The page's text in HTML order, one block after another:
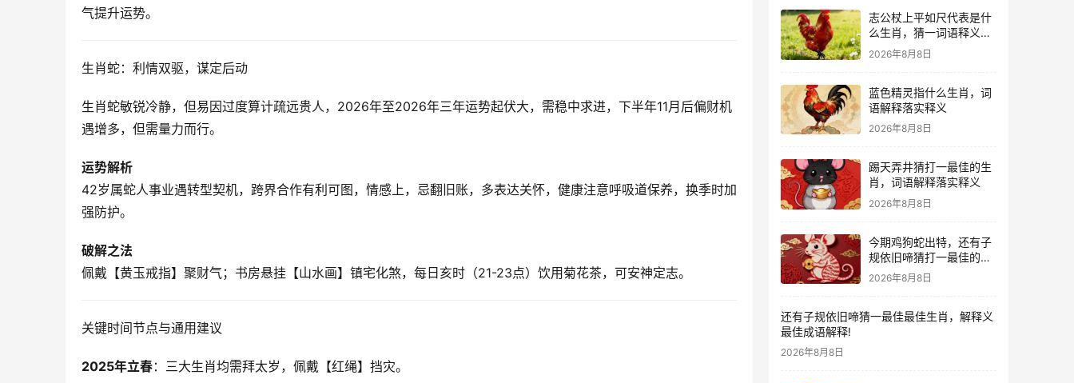
气提升运势。
生肖蛇：利情双驱，谋定后动
生肖蛇敏锐冷静，但易因过度算计疏远贵人，2026年至2026年三年运势起伏大，需稳中求进，下半年11月后偏财机
遇增多，但需量力而行。
运势解析
42岁属蛇人事业遇转型契机，跨界合作有利可图，情感上，忌翻旧账，多表达关怀，健康注意呼吸道保养，换季时加
强防护。
破解之法
佩戴【黄玉戒指】聚财气；书房悬挂【山水画】镇宅化煞，每日亥时（21-23点）饮用菊花茶，可安神定志。
关键时间节点与通用建议
2025年立春：三大生肖均需拜太岁，佩戴【红绳】挡灾。
志公杖上平如尺代表是什
么生肖，猜一词语释义解
释
2026年8月8日
蓝色精灵指什么生肖，词
语解释落实释义
2026年8月8日
踢天弄井猜打一最佳的生
肖，词语解释落实释义
2026年8月8日
今期鸡狗蛇出特，还有子
规依旧啼猜打一最佳的生
肖，揭秘诠释解析落实
2026年8月8日
还有子规依旧啼猜一最佳最佳生肖，解释义
最佳成语解释!
2026年8月8日